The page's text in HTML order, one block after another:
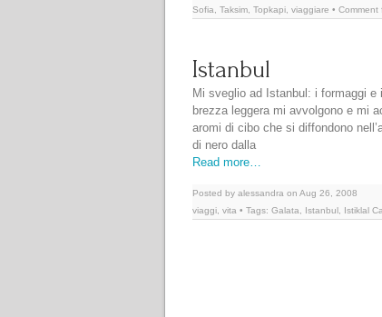
Sofia
Taksim Topkapi viaggiare • Comment
Istanbul
Mi sveglio ad Istanbul: i formaggi
brezza leggera mi avvolgono e mi
aromi di cibo che si diffondono
di nero dalla
Read more…
Posted by alessandra on Aug 26, 2008
viaggi vita • Tags: Galata Istanbul Istiklal